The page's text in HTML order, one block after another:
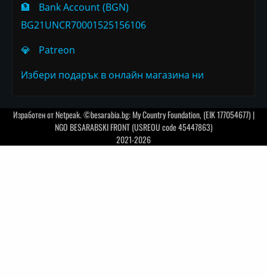
🏦
Bank Account (BGN)
BG21UNCR70001525156106
💎
Patreon
Избери подарък в онлайн магазина ни
Изработен отNetpeak. ©besarabia.bg: My Country Foundation, (EIK 177054677) |
NGO BESARABSKI FRONT (USREOU code 45447863)
2021-2026